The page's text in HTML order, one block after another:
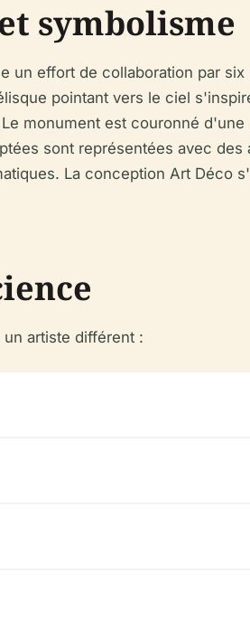
symbolisme
effort de collaboration par
pointant vers le ciel
monument est couronné
sont représentées avec
La conception Art Déco
artiste différent :